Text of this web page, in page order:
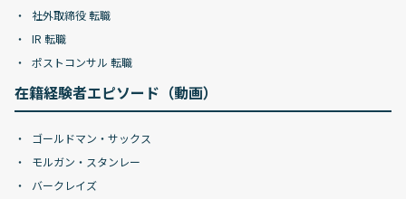
社外取締役 転職
IR 転職
ポストコンサル 転職
在籍経験者エピソード（動画）
ゴールドマン・サックス
モルガン・スタンレー
バークレイズ